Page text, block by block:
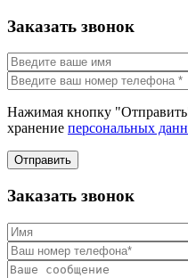
Заказать звонок
Нажимая кнопку
хранение персональных
Отправить
Заказать звонок